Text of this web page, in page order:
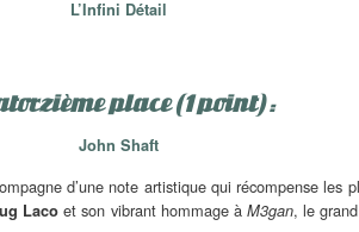
L’Infini Détail
place (1 point) :
John Shaft
d’une note artistique qui récompense les
Laco et son vibrant hommage à M3gan, le